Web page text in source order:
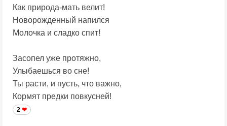
Как природа-мать велит!
Новорожденный напился
Молочка и сладко спит!
Засопел уже протяжно,
Улыбаешься во сне!
Ты расти, и пусть, что важно,
Кормят предки повкусней!
2